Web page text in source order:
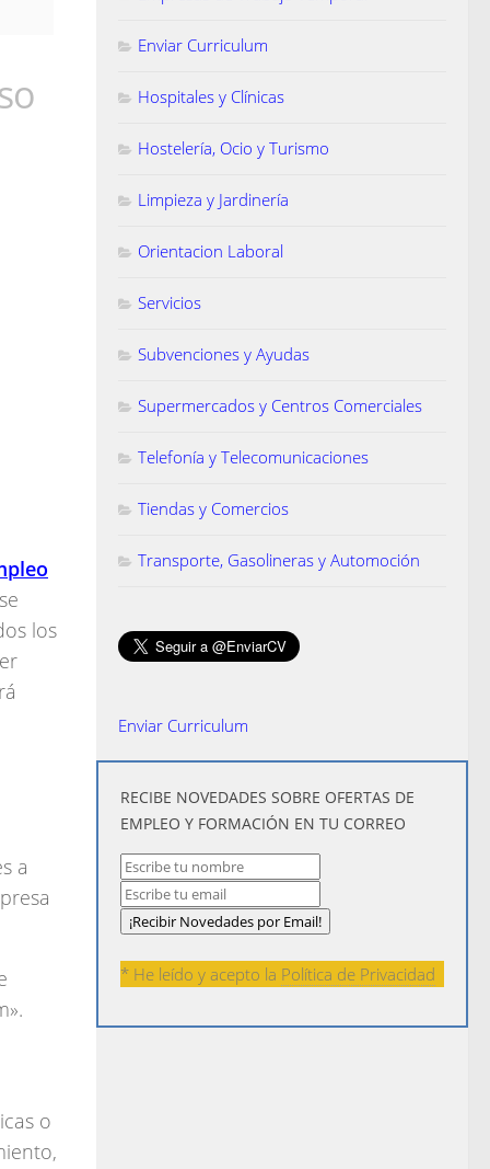
los
a
o
Enviar Curriculum
Hospitales y Clínicas
Hostelería, Ocio y Turismo
Limpieza y Jardinería
Orientacion Laboral
Servicios
Subvenciones y Ayudas
Supermercados y Centros Comerciales
Telefonía y Telecomunicaciones
Tiendas y Comercios
Transporte, Gasolineras y Automoción
Enviar Curriculum
​RECIBE NOVEDADES SOBRE OFERTAS DE
EMPLEO Y FORMACIÓN EN TU CORREO
* He leído y acepto la Política de Privacidad